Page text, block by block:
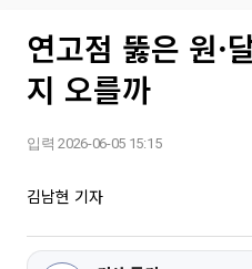
연고점 뚫은 원·
지 오를까
입력 2026-06-05 15:15
김남현 기자